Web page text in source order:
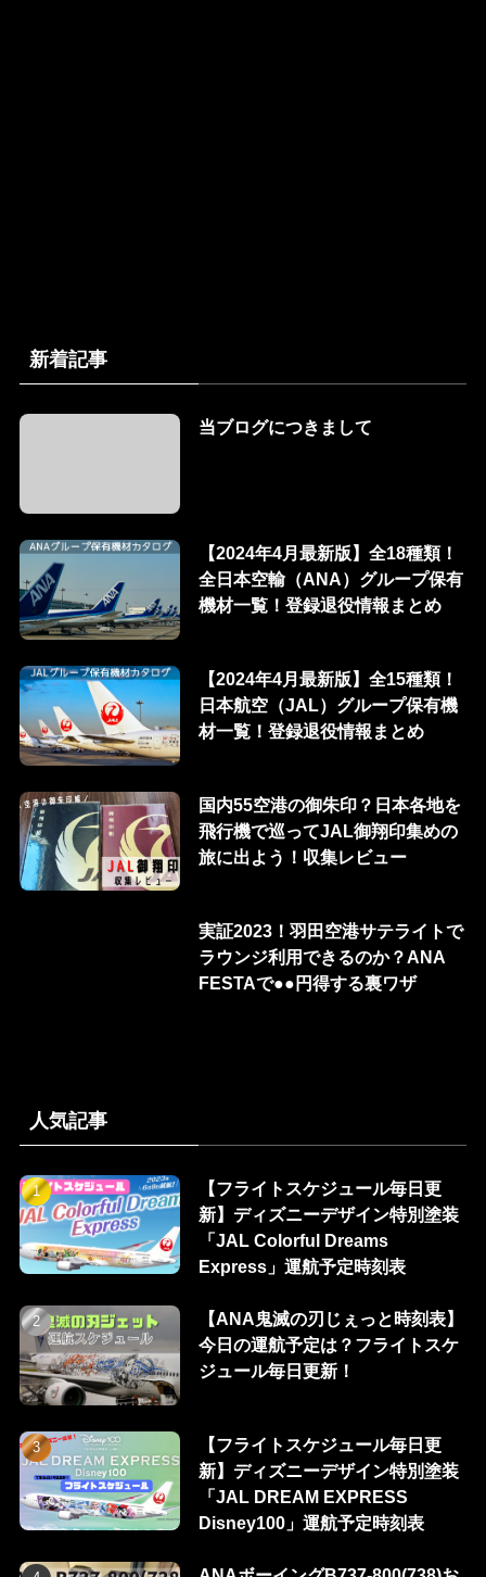
新着記事
当ブログにつきまして
【2024年4月最新版】全18種類！
全日本空輸（ANA）グループ保有
機材一覧！登録退役情報まとめ
【2024年4月最新版】全15種類！
日本航空（JAL）グループ保有機
材一覧！登録退役情報まとめ
国内55空港の御朱印？日本各地を
飛行機で巡ってJAL御翔印集めの
旅に出よう！収集レビュー
実証2023！羽田空港サテライトで
ラウンジ利用できるのか？ANA
FESTAで●●円得する裏ワザ
人気記事
【フライトスケジュール毎日更
新】ディズニーデザイン特別塗装
「JAL Colorful Dreams
Express」運航予定時刻表
【ANA鬼滅の刃じぇっと時刻表】
今日の運航予定は？フライトスケ
ジュール毎日更新！
【フライトスケジュール毎日更
新】ディズニーデザイン特別塗装
「JAL DREAM EXPRESS
Disney100」運航予定時刻表